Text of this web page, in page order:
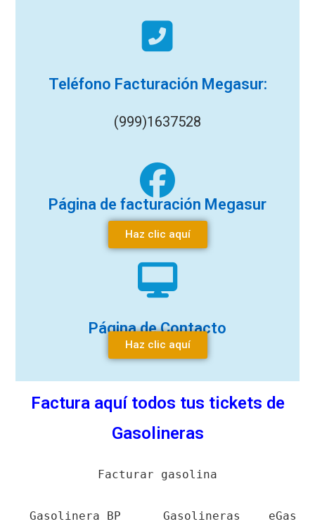
Teléfono Facturación Megasur:
(999)1637528
Página de facturación Megasur
Haz clic aquí
Página de Contacto
Haz clic aquí
Factura aquí todos tus tickets de
Gasolineras
Facturar gasolina
Gasolinera BP
Gasolineras
eGas